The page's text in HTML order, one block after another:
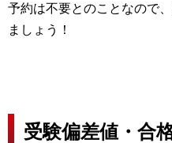
予約は不要とのことなので
ましょう！
受験偏差値・合